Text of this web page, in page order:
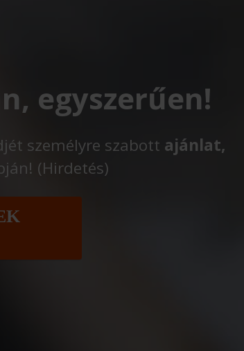
egyszerűen!
személyre szabott ajánlat,
(Hirdetés)